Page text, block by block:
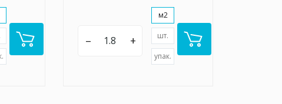
– +
м2
шт.
упак.